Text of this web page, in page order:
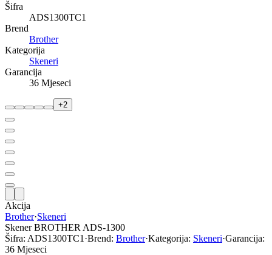
Šifra
ADS1300TC1
Brend
Brother
Kategorija
Skeneri
Garancija
36 Mjeseci
+2
Akcija
Brother·Skeneri
Skener BROTHER ADS-1300
Šifra: ADS1300TC1 ·Brend: Brother·Kategorija: Skeneri·Garancija:
36 Mjeseci